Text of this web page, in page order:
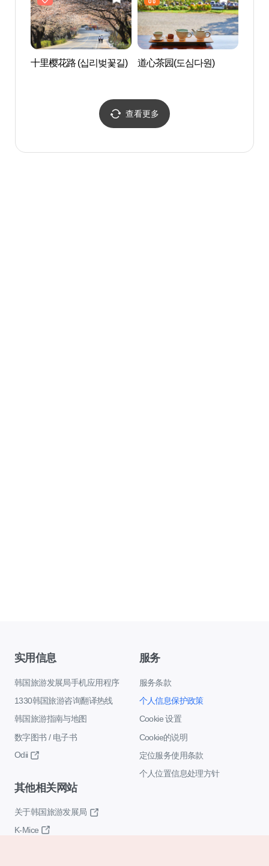
十里樱花路 (십리벚꽃길) 道心茶园(도심다원)
查看更多
实用信息
韩国旅游发展局手机应用程序
1330韩国旅游咨询翻译热线
韩国旅游指南与地图
数字图书 / 电子书
Odii
服务
服务条款
个人信息保护政策
Cookie 设置
Cookie的说明
定位服务使用条款
个人位置信息处理方针
其他相关网站
关于韩国旅游发展局
K-Mice